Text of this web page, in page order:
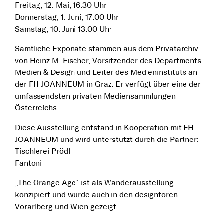
Freitag, 12. Mai, 16:30 Uhr
Donnerstag, 1. Juni, 17:00 Uhr
Samstag, 10. Juni 13.00 Uhr
Sämtliche Exponate stammen aus dem Privatarchiv
von Heinz M. Fischer, Vorsitzender des Departments
Medien & Design und Leiter des Medieninstituts an
der FH JOANNEUM in Graz. Er verfügt über eine der
umfassendsten privaten Mediensammlungen
Österreichs.
Diese Ausstellung entstand in Kooperation mit FH
JOANNEUM und wird unterstützt durch die Partner:
Tischlerei Prödl
Fantoni
„The Orange Age“ ist als Wanderausstellung
konzipiert und wurde auch in den designforen
Vorarlberg und Wien gezeigt.